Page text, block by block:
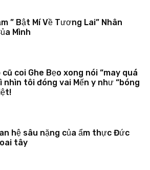
” Bật Mí Về Tương Lai” Nhân
Mình
coi Ghe Bẹo xong nói “may quá
nhìn tôi đóng vai Mến y như “bóng
hệ sâu nặng của ẩm thực Đức
tây